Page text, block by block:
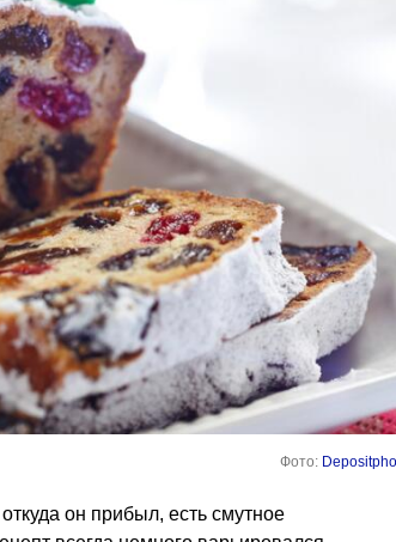
Фото:
он прибыл, есть смутное